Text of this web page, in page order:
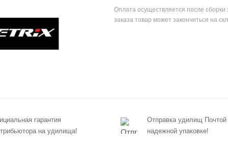
Оплата осуществляется после
заказа товар может закончиться на
гарантия
на удилища!
Отправка удилищ
надежной упаковке!